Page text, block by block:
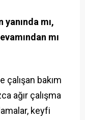
mı,
mı
çalışan bakım
ağır çalışma
keyfi